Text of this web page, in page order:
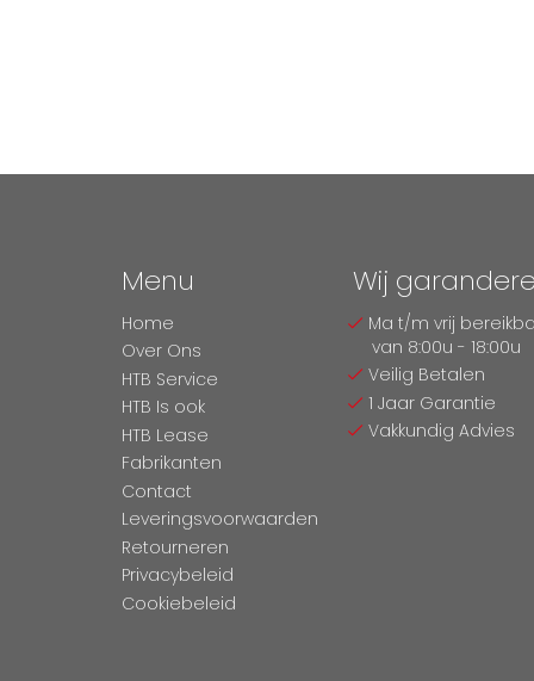
Menu
Home
Over Ons
HTB Service
HTB Is ook
HTB Lease
Fabrikanten
Contact
Leveringsvoorwaarden
Retourneren
Privacybeleid
Cookiebeleid
Wij
Ma t/m vrij
van 8:00u - 18:00u
Veilig Betalen
1 Jaar Garantie
Vakkundig Advies